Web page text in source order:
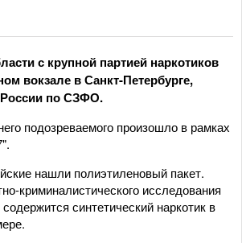
с крупной партией наркотиков
вокзале в Санкт-Петербурге,
по СЗФО.
подозреваемого произошло в рамках
нашли полиэтиленовый пакет.
криминалистического исследования
синтетический наркотик в